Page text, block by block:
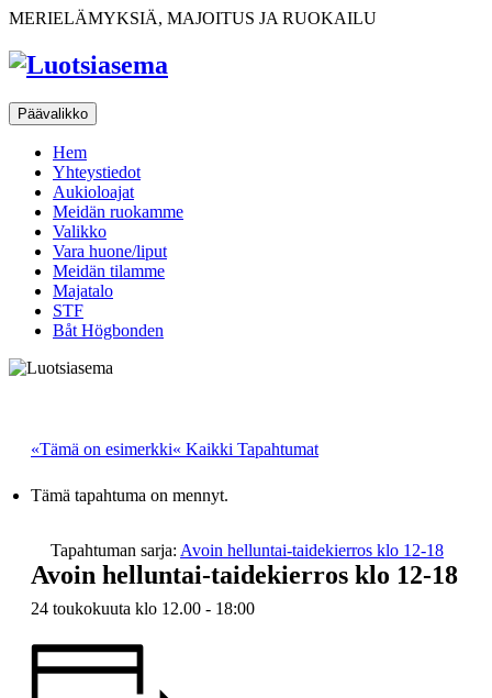
Ohita
MERIELÄMYKSIÄ, MAJOITUS JA RUOKAILU
Päävalikko
Hem
Yhteystiedot
Aukioloajat
Meidän ruokamme
Valikko
Vara huone/liput
Meidän tilamme
Majatalo
STF
Båt Högbonden
«Tämä on esimerkki« Kaikki Tapahtumat
Tämä tapahtuma on mennyt.
Tapahtuman sarja: Avoin helluntai-taidekierros klo 12-18
Avoin helluntai-taidekierros klo 12-18
24 toukokuuta klo 12.00 - 18:00